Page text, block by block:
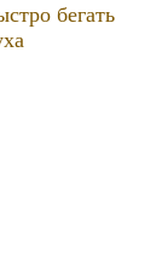
бегать